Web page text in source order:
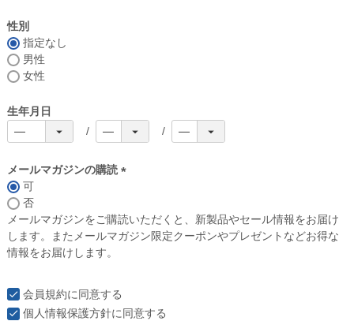
性別
指定なし
男性
女性
生年月日
メールマガジンの購読
須
)
可
否
メールマガジンをご購読いただくと、新製品やセール情報をお届け
します。またメールマガジン限定クーポンやプレゼントなどお得な
情報をお届けします。
会員規約に同意する
個人情報保護方針に同意する